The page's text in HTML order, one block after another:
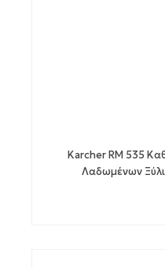
Karcher RM 535
Λαδωμένων